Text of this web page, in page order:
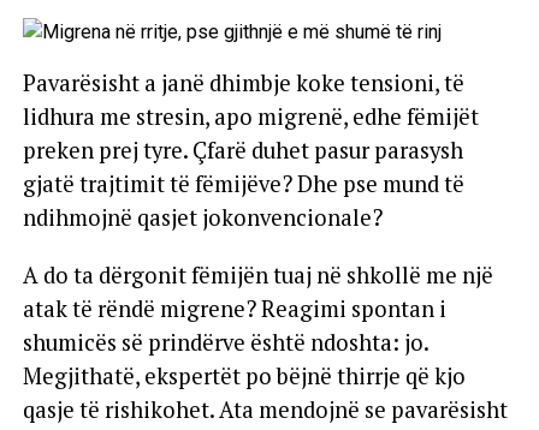
Pavarësisht a janë dhimbje koke tensioni, të
lidhura me stresin, apo migrenë, edhe fëmijët
preken prej tyre. Çfarë duhet pasur parasysh
gjatë trajtimit të fëmijëve? Dhe pse mund të
ndihmojnë qasjet jokonvencionale?
A do ta dërgonit fëmijën tuaj në shkollë me një
atak të rëndë migrene? Reagimi spontan i
shumicës së prindërve është ndoshta: jo.
Megjithatë, ekspertët po bëjnë thirrje që kjo
qasje të rishikohet. Ata mendojnë se pavarësisht